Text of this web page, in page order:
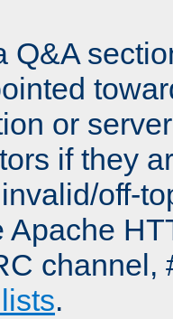
Q&A
or
if they
off-
Apache
channel,
.